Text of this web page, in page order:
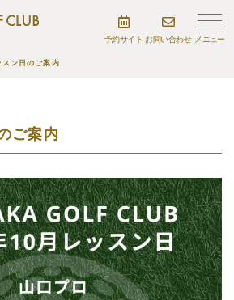
予約サイト お問い合わせ
ン日のご案内
ご案内